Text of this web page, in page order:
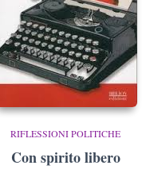
RIFLESSIONI POLITICHE
Con spirito libero